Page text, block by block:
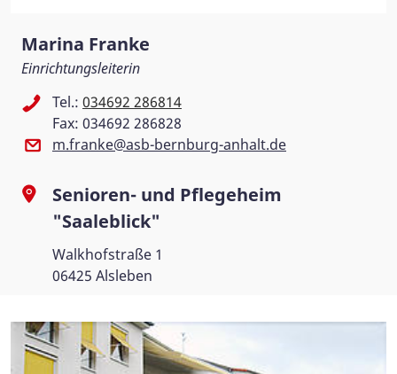
Marina Franke
Einrichtungsleiterin
Tel.: 034692 286814
Fax: 034692 286828
m.franke@asb-bernburg-anhalt.de
Senioren- und Pflegeheim
"Saaleblick"
Walkhofstraße 1
06425 Alsleben